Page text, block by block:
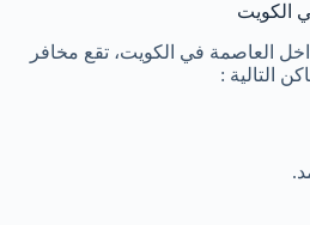
الكويت
العاصمة في الكويت، تقع مخافر
التالية :